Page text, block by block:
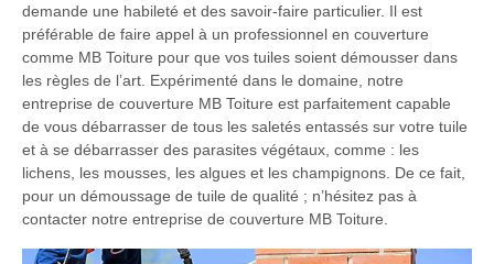
demande une habileté et des savoir-faire particulier. Il est
préférable de faire appel à un professionnel en couverture
comme MB Toiture pour que vos tuiles soient démousser dans
les règles de l’art. Expérimenté dans le domaine, notre
entreprise de couverture MB Toiture est parfaitement capable
de vous débarrasser de tous les saletés entassés sur votre tuile
et à se débarrasser des parasites végétaux, comme : les
lichens, les mousses, les algues et les champignons. De ce fait,
pour un démoussage de tuile de qualité ; n’hésitez pas à
contacter notre entreprise de couverture MB Toiture.